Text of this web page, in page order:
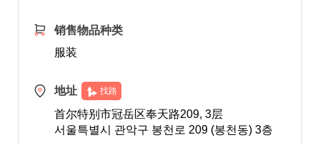
销售物品种类
服装
地址 找路
首尔特别市冠岳区奉天路209, 3层
서울특별시 관악구 봉천로 209 (봉천동) 3층